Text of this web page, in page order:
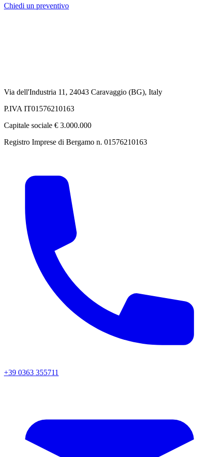
Chiedi un preventivo
Via dell'Industria 11, 24043 Caravaggio (BG), Italy
P.IVA IT01576210163
Capitale sociale € 3.000.000
Registro Imprese di Bergamo n. 01576210163
+39 0363 355711